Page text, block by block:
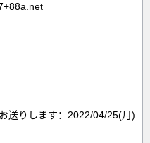
送りします：2022/04/25(月)